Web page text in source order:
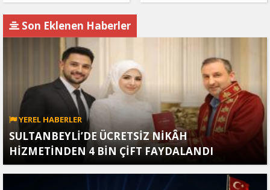
Gözaltında
Son Eklenen Haberler
YEREL HABERLER
SULTANBEYLİ’DE ÜCRETSİZ NİKÂH
HİZMETİNDEN 4 BİN ÇİFT FAYDALANDI